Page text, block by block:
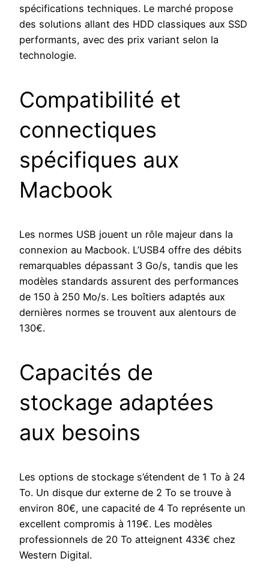
spécifications techniques. Le marché propose
des solutions allant des HDD classiques aux SSD
performants, avec des prix variant selon la
technologie.
Compatibilité et
connectiques
spécifiques aux
Macbook
Les normes USB jouent un rôle majeur dans la
connexion au Macbook. L’USB4 offre des débits
remarquables dépassant 3 Go/s, tandis que les
modèles standards assurent des performances
de 150 à 250 Mo/s. Les boîtiers adaptés aux
dernières normes se trouvent aux alentours de
130€.
Capacités de
stockage adaptées
aux besoins
Les options de stockage s’étendent de 1 To à 24
To. Un disque dur externe de 2 To se trouve à
environ 80€, une capacité de 4 To représente un
excellent compromis à 119€. Les modèles
professionnels de 20 To atteignent 433€ chez
Western Digital.